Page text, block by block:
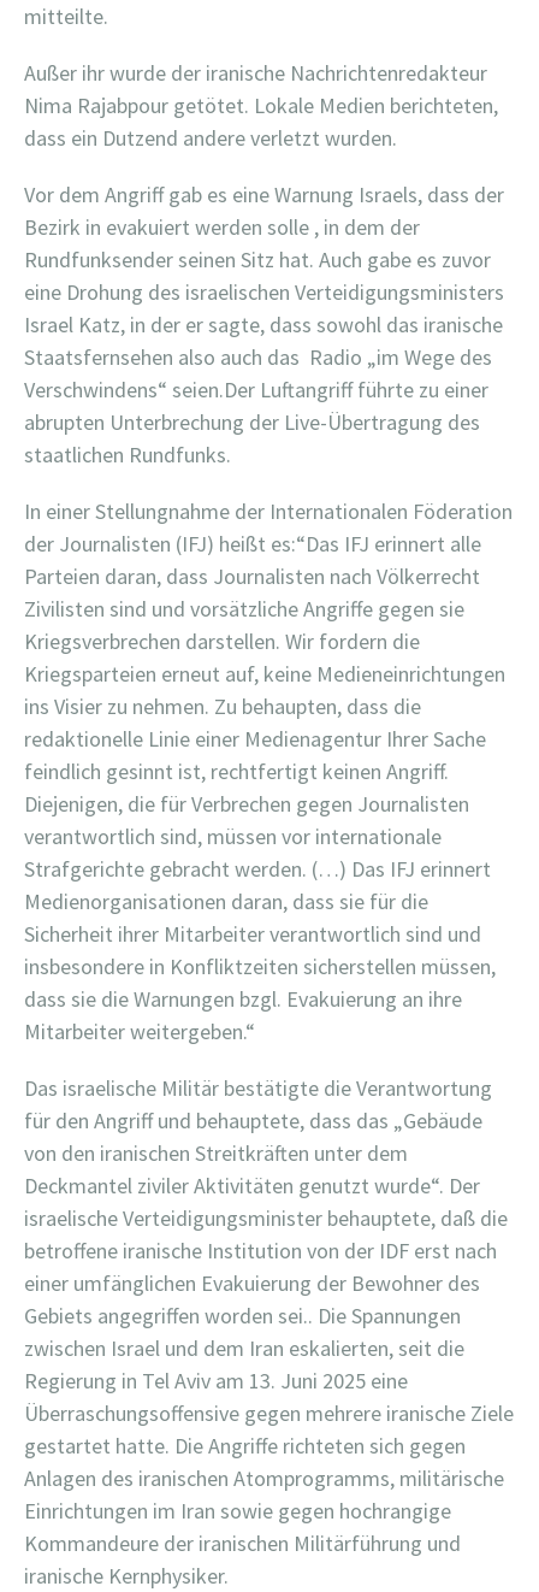
mitteilte.
Außer ihr wurde der iranische Nachrichtenredakteur
Nima Rajabpour getötet. Lokale Medien berichteten,
dass ein Dutzend andere verletzt wurden.
Vor dem Angriff gab es eine Warnung Israels, dass der
Bezirk in evakuiert werden solle , in dem der
Rundfunksender seinen Sitz hat. Auch gabe es zuvor
eine Drohung des israelischen Verteidigungsministers
Israel Katz, in der er sagte, dass sowohl das iranische
Staatsfernsehen also auch das Radio „im Wege des
Verschwindens“ seien.Der Luftangriff führte zu einer
abrupten Unterbrechung der Live-Übertragung des
staatlichen Rundfunks.
In einer Stellungnahme der Internationalen Föderation
der Journalisten (IFJ) heißt es:“Das IFJ erinnert alle
Parteien daran, dass Journalisten nach Völkerrecht
Zivilisten sind und vorsätzliche Angriffe gegen sie
Kriegsverbrechen darstellen. Wir fordern die
Kriegsparteien erneut auf, keine Medieneinrichtungen
ins Visier zu nehmen. Zu behaupten, dass die
redaktionelle Linie einer Medienagentur Ihrer Sache
feindlich gesinnt ist, rechtfertigt keinen Angriff.
Diejenigen, die für Verbrechen gegen Journalisten
verantwortlich sind, müssen vor internationale
Strafgerichte gebracht werden. (…) Das IFJ erinnert
Medienorganisationen daran, dass sie für die
Sicherheit ihrer Mitarbeiter verantwortlich sind und
insbesondere in Konfliktzeiten sicherstellen müssen,
dass sie die Warnungen bzgl. Evakuierung an ihre
Mitarbeiter weitergeben.“
Das israelische Militär bestätigte die Verantwortung
für den Angriff und behauptete, dass das „Gebäude
von den iranischen Streitkräften unter dem
Deckmantel ziviler Aktivitäten genutzt wurde“. Der
israelische Verteidigungsminister behauptete, daß die
betroffene iranische Institution von der IDF erst nach
einer umfänglichen Evakuierung der Bewohner des
Gebiets angegriffen worden sei.. Die Spannungen
zwischen Israel und dem Iran eskalierten, seit die
Regierung in Tel Aviv am 13. Juni 2025 eine
Überraschungsoffensive gegen mehrere iranische Ziele
gestartet hatte. Die Angriffe richteten sich gegen
Anlagen des iranischen Atomprogramms, militärische
Einrichtungen im Iran sowie gegen hochrangige
Kommandeure der iranischen Militärführung und
iranische Kernphysiker.